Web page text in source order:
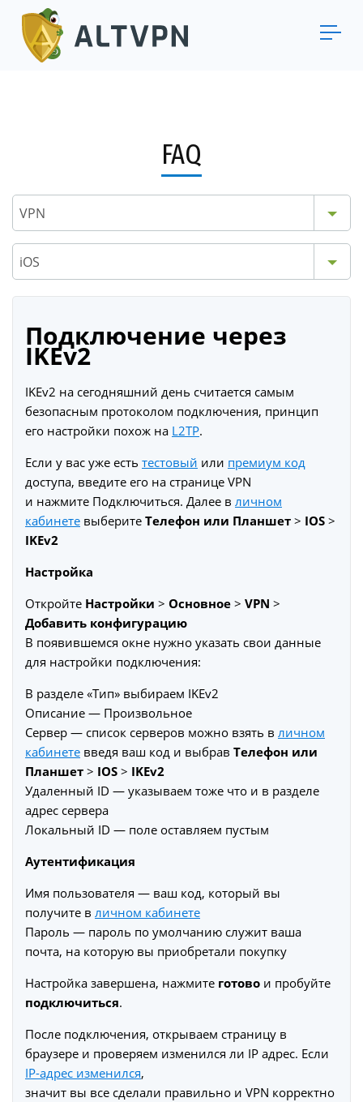
FAQ
VPN
iOS
Подключение через
IKEv2
IKEv2 на сегодняшний день считается самым
безопасным протоколом подключения, принцип
его настройки похож на L2TP.
Если у вас уже есть тестовый или премиум код
доступа, введите его на странице VPN
и нажмите Подключиться. Далее в личном
кабинете выберите Телефон или Планшет > IOS >
IKEv2
Настройка
Откройте Настройки > Основное > VPN >
Добавить конфигурацию
В появившемся окне нужно указать свои данные
для настройки подключения:
В разделе «Тип» выбираем IKEv2
Описание — Произвольное
Сервер — список серверов можно взять в личном
кабинете введя ваш код и выбрав Телефон или
Планшет > IOS > IKEv2
Удаленный ID — указываем тоже что и в разделе
адрес сервера
Локальный ID — поле оставляем пустым
Аутентификация
Имя пользователя — ваш код, который вы
получите в личном кабинете
Пароль — пароль по умолчанию служит ваша
почта, на которую вы приобретали покупку
Настройка завершена, нажмите готово и пробуйте
подключиться.
После подключения, открываем страницу в
браузере и проверяем изменился ли IP адрес. Если
IP-адрес изменился,
значит вы все сделали правильно и VPN корректно